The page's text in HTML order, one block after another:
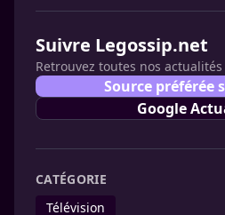
Suivre Legossip.net
Retrouvez toutes nos
Source préférée
Google
CATÉGORIE
Télévision